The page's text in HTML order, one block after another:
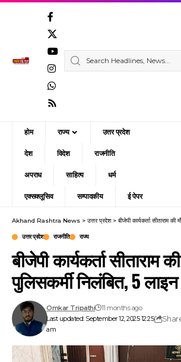
होम राज्य उत्तर प्रदेश
देश विदेश राजनीति
अपराध साहित्य धर्म
एक्सक्लूसिव सम्पादकीय ई पेपर
Akhand Rashtra News > उत्तर प्रदेश> बीजेपी कार्यकर्ता सीताराम की मौत
उत्तर प्रदेश राजनीति राज्य
बीजेपी कार्यकर्ता सीताराम
पुलिसकर्मी निलंबित, 5 लाइन
Last updated: September 12, 2025 12:25
am
Omkar Tripathi 11 months ago